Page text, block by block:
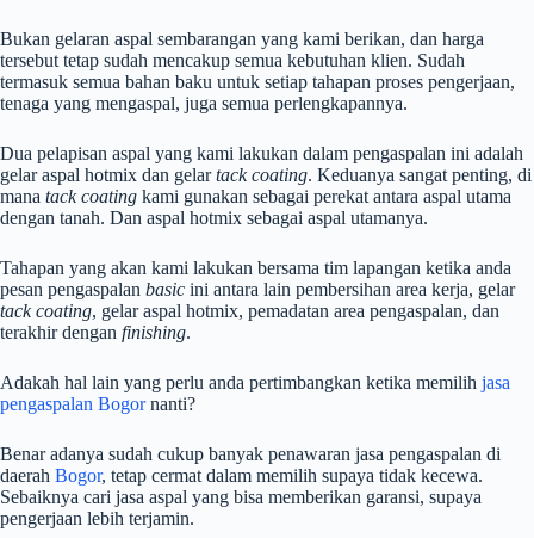
Bukan gelaran aspal sembarangan yang kami berikan, dan harga
tersebut tetap sudah mencakup semua kebutuhan klien. Sudah
termasuk semua bahan baku untuk setiap tahapan proses pengerjaan,
tenaga yang mengaspal, juga semua perlengkapannya.
Dua pelapisan aspal yang kami lakukan dalam pengaspalan ini adalah
gelar aspal hotmix dan gelartack coating. Keduanya sangat penting, di
mana tack coating kami gunakan sebagai perekat antara aspal utama
dengan tanah. Dan aspal hotmix sebagai aspal utamanya.
Tahapan yang akan kami lakukan bersama tim lapangan ketika anda
pesan pengaspalan basic ini antara lain pembersihan area kerja, gelar
tack coating, gelar aspal hotmix, pemadatan area pengaspalan, dan
terakhir dengan finishing.
Adakah hal lain yang perlu anda pertimbangkan ketika memilih jasa
pengaspalan Bogornanti?
Benar adanya sudah cukup banyak penawaran jasa pengaspalan di
daerah Bogor, tetap cermat dalam memilih supaya tidak kecewa.
Sebaiknya cari jasa aspal yang bisa memberikan garansi, supaya
pengerjaan lebih terjamin.